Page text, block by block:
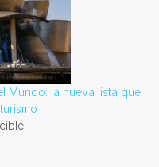
Mundo: la nueva lista que